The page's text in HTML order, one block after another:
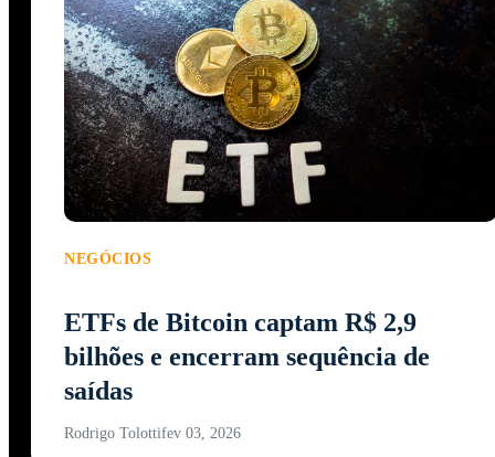
NEGÓCIOS
ETFs de Bitcoin captam R$ 2,9
bilhões e encerram sequência de
saídas
Rodrigo Tolottifev 03, 2026